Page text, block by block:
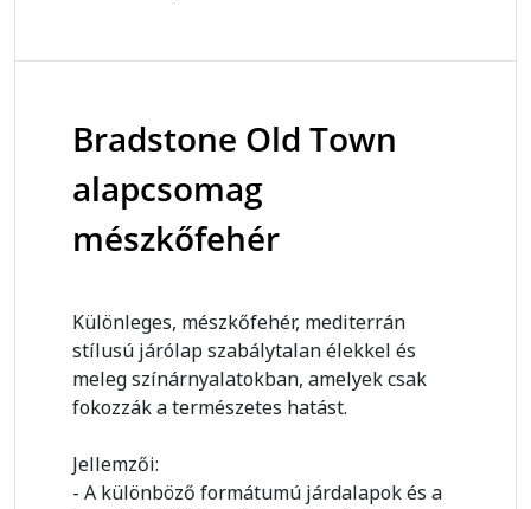
Bradstone Old Town
alapcsomag
mészkőfehér
Különleges, mészkőfehér, mediterrán
stílusú járólap szabálytalan élekkel és
meleg színárnyalatokban, amelyek csak
fokozzák a természetes hatást.
Jellemzői:
- A különböző formátumú járdalapok és a